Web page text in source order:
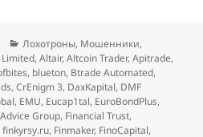
Рубрики
Лохотроны, Мошенники,
,Altair,Altcoin Trader,Apitrade,
, blueton, Btrade Automated,
,CrEnigm 3, DaxKapital, DMF
, EMU, Eucap1tal, EuroBondPlus,
Group, Financial Trust,
finkyrsy.ru, Finmaker, FinoCapital,